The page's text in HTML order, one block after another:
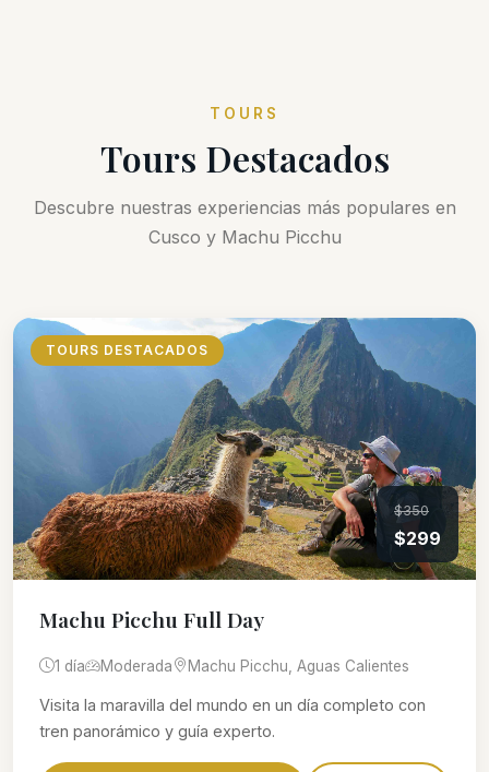
TOURS
Tours Destacados
Descubre nuestras experiencias más populares en
Cusco y Machu Picchu
TOURS DESTACADOS
$350
$299
Machu Picchu Full Day
1 día Moderada Machu Picchu, Aguas Calientes
Visita la maravilla del mundo en un día completo con
tren panorámico y guía experto.